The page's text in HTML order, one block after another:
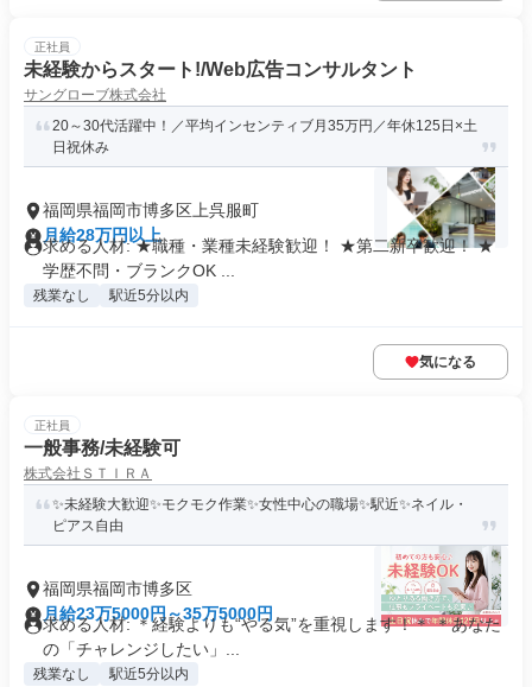
正社員
未経験からスタート!/Web広告コンサルタント
サングローブ株式会社
20～30代活躍中！／平均インセンティブ月35万円／年休125日×土
日祝休み
福岡県福岡市博多区上呉服町
月給28万円以上
求める人材: ★職種・業種未経験歓迎！ ★第二新卒歓迎！ ★
学歴不問・ブランクOK ...
残業なし 駅近5分以内
気になる
正社員
一般事務/未経験可
株式会社ＳＴＩＲＡ
✨未経験大歓迎✨モクモク作業✨女性中心の職場✨駅近✨ネイル・
ピアス自由
福岡県福岡市博多区
月給23万5000円～35万5000円
求める人材: ＊経験よりも“やる気”を重視します！＊ ＊あなた
の「チャレンジしたい」...
残業なし 駅近5分以内